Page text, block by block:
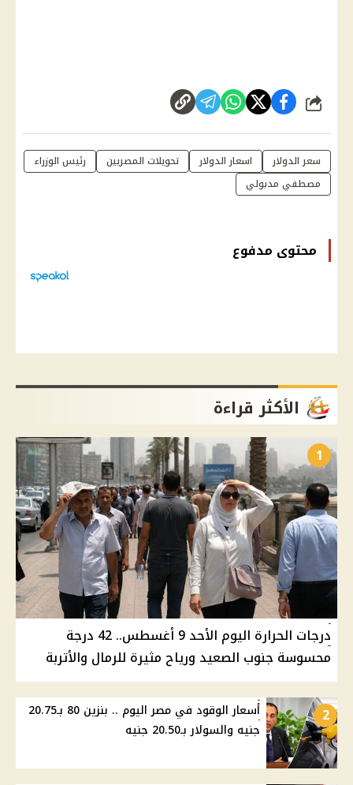
شارك
سعر الدولار اسعار الدولار تحويلات المصريين
رئيس الوزراء
مصطفي مدبولي
محتوى مدفوع
الأكثر قراءة
1
درجات الحرارة اليوم الأحد 9 أغسطس.. 42 درجة
محسوسة جنوب الصعيد ورياح مثيرة للرمال والأتربة
2
أسعار الوقود في مصر اليوم .. بنزين 80 بـ20.75
جنيه والسولار بـ20.50 جنيه